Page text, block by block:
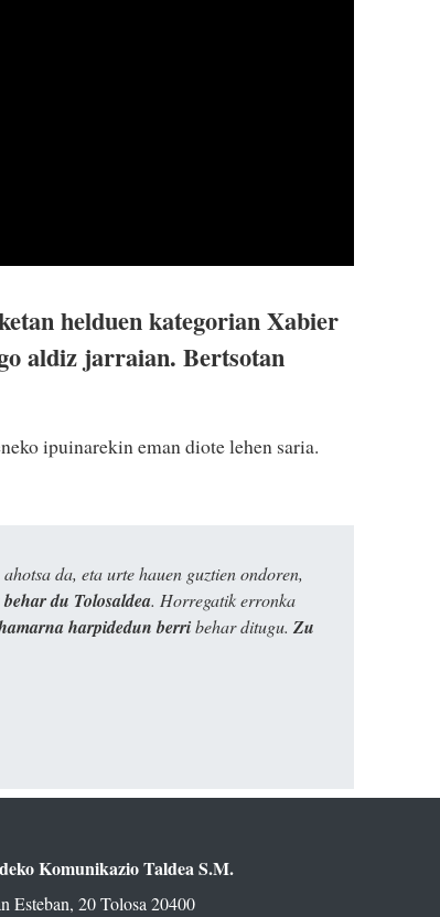
helduen kategorian Xabier
aldiz jarraian. Bertsotan
ipuinarekin eman diote lehen saria.
da, eta urte hauen guztien ondoren,
du Tolosaldea. Horregatik erronka
harpidedun berribehar ditugu. Zu
Komunikazio Taldea S.M.
Esteban, 20 Tolosa 20400